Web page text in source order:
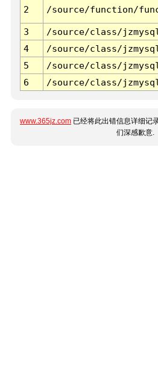
2 /source/function/
3 /source/class/
4
/source/class/
5
/source/class/
6
/source/class/
www.365jz.com 已经将此出错信息详细记
们深感歉意.